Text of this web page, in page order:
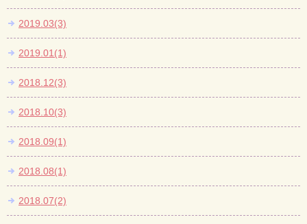
2019.03(3)
2019.01(1)
2018.12(3)
2018.10(3)
2018.09(1)
2018.08(1)
2018.07(2)